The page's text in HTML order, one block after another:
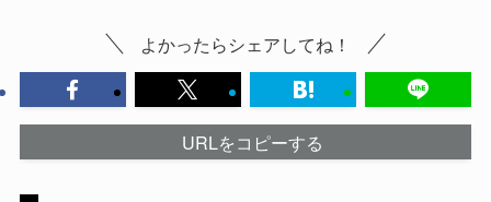
よかったらシェアしてね！
URLをコピーする